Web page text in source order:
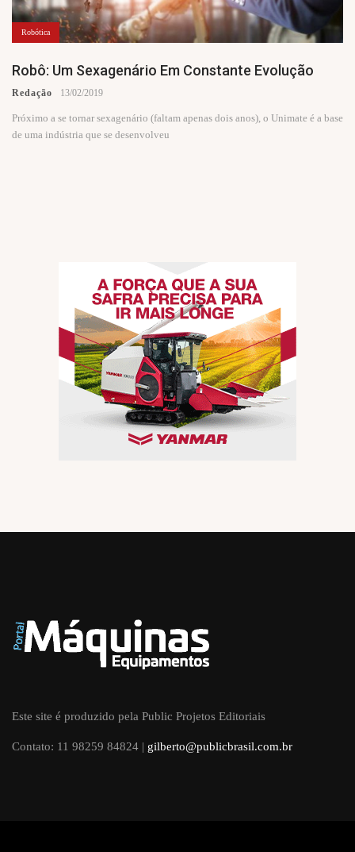
Robótica
Robô: Um Sexagenário Em Constante Evolução
Redação 13/02/2019
Próximo a se tornar sexagenário (faltam apenas dois anos), o Unimate é a base
de uma indústria que se desenvolveu
Este site é produzido pela Public Projetos Editoriais
Contato: 11 98259 84824 | gilberto@publicbrasil.com.br